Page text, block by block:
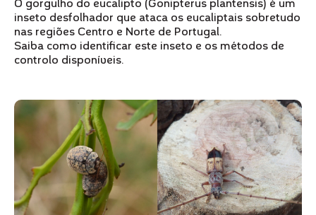
O gorgulho do eucalipto (Gonipterus plantensis) é um
inseto desfolhador que ataca os eucaliptais sobretudo
nas regiões Centro e Norte de Portugal.
Saiba como identificar este inseto e os métodos de
controlo disponíveis.